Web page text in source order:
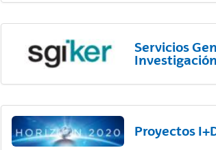
Servicios
Investigación
Proyectos